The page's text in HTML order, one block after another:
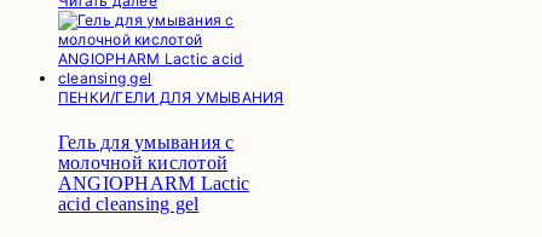
ПЕНКИ/ГЕЛИ ДЛЯ УМЫВАНИЯ
Гель для умывания с
молочной кислотой
ANGIOPHARM Lactic
acid cleansing gel